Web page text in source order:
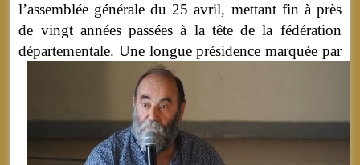
l’assemblée générale du 25 avril, mettant fin à près
de vingt années passées à la tête de la fédération
départementale.Une longue présidence marquée par